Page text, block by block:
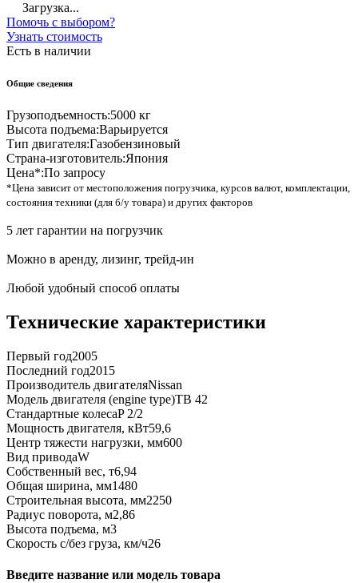
Загрузка...
Помочь с выбором?
Узнать стоимость
Есть в наличии
Общие сведения
Грузоподъемность:5000 кг
Высота подъема:Варьируется
Тип двигателя:Газобензиновый
Страна-изготовитель:Япония
Цена*:По запросу
*Цена зависит от местоположения погрузчика, курсов валют, комплектации,
состояния техники (для б/у товара) и других факторов
5 лет гарантии на погрузчик
Можно в аренду, лизинг, трейд-ин
Любой удобный способ оплаты
Технические характеристики
Первый год2005
Последний год2015
Производитель двигателяNissan
Модель двигателя (engine type)TB 42
Стандартные колесаP 2/2
Мощность двигателя, кВт59,6
Центр тяжести нагрузки, мм600
Вид приводаW
Собственный вес, т6,94
Общая ширина, мм1480
Строительная высота, мм2250
Радиус поворота, м2,86
Высота подъема, м3
Скорость с/без груза, км/ч26
Введите название или модель товара